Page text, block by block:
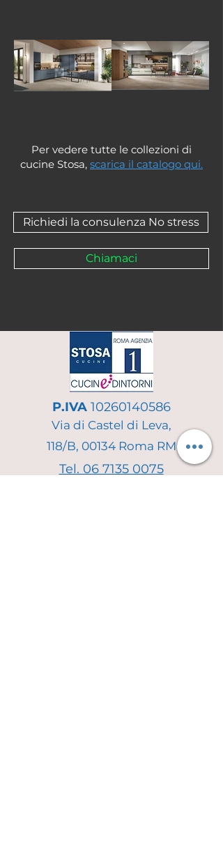
Per vedere tutte le collezioni di
cucine Stosa, scarica il catalogo qui.
Richiedi la consulenza No stress
Chiamaci
P.IVA10260140586
Via di Castel di Leva,
118/B, 00134 Roma RM
Tel. 06 7135 0075